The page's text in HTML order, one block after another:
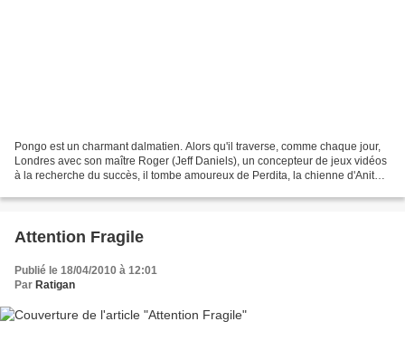
Pongo est un charmant dalmatien. Alors qu'il traverse, comme chaque jour,
Londres avec son maître Roger (Jeff Daniels), un concepteur de jeux vidéos
à la recherche du succès, il tombe amoureux de Perdita, la chienne d'Anita
Attention Fragile
Publié le 18/04/2010 à 12:01
Par Ratigan